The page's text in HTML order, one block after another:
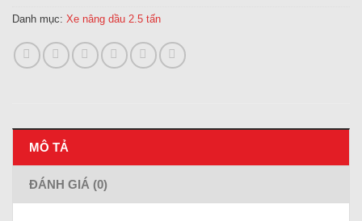
Danh mục: Xe nâng dầu 2.5 tấn
MÔ TẢ
ĐÁNH GIÁ (0)